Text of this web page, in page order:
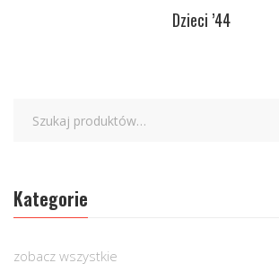
Dzieci ’44
Kategorie
zobacz wszystkie